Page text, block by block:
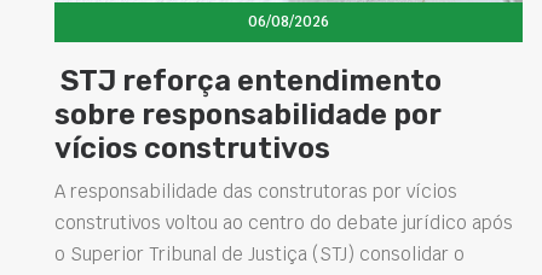
por
por vícios
jurídico após
o
Concretos aditivados e
elevam desempenho
estruturas e
soluções na
Projetar estruturas mais duráveis,
intervenções de manutenção e